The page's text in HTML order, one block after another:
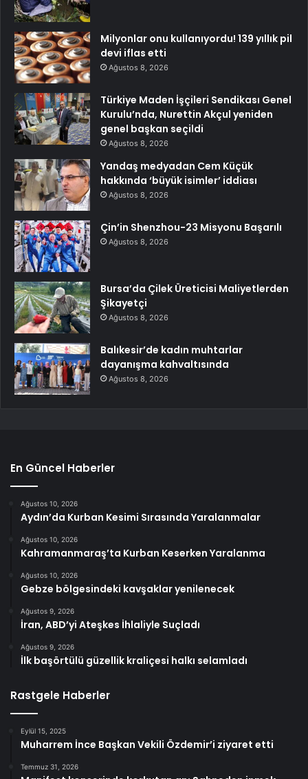
Milyonlar onu kullanıyordu! 139 yıllık pil
devi iflas etti
Ağustos 8, 2026
Türkiye Maden İşçileri Sendikası Genel
Kurulu’nda, Nurettin Akçul yeniden
genel başkan seçildi
Ağustos 8, 2026
Yandaş medyadan Cem Küçük
hakkında ‘büyük isimler’ iddiası
Ağustos 8, 2026
Çin’in Shenzhou-23 Misyonu Başarılı
Ağustos 8, 2026
Bursa’da Çilek Üreticisi Maliyetlerden
Şikayetçi
Ağustos 8, 2026
Balıkesir’de kadın muhtarlar
dayanışma kahvaltısında
Ağustos 8, 2026
En Güncel Haberler
Ağustos 10, 2026
Aydın’da Kurban Kesimi Sırasında Yaralanmalar
Ağustos 10, 2026
Kahramanmaraş’ta Kurban Keserken Yaralanma
Ağustos 10, 2026
Gebze bölgesindeki kavşaklar yenilenecek
Ağustos 9, 2026
İran, ABD’yi Ateşkes İhlaliyle Suçladı
Ağustos 9, 2026
İlk başörtülü güzellik kraliçesi halkı selamladı
Rastgele Haberler
Eylül 15, 2025
Muharrem İnce Başkan Vekili Özdemir’i ziyaret etti
Temmuz 31, 2026